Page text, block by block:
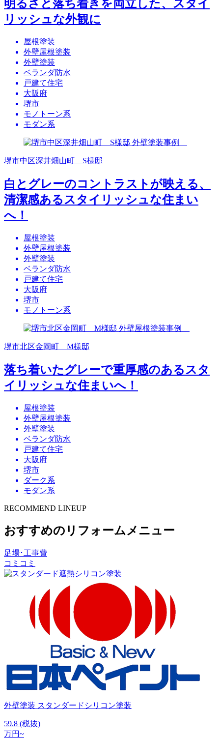
明るさと落ち着きを両立した、スタイ
リッシュな外観に
屋根塗装
外壁屋根塗装
外壁塗装
ベランダ防水
戸建て住宅
大阪府
堺市
モノトーン系
モダン系
堺市中区深井畑山町 S様邸
白とグレーのコントラストが映える、
清潔感あるスタイリッシュな住まい
へ！
屋根塗装
外壁屋根塗装
外壁塗装
ベランダ防水
戸建て住宅
大阪府
堺市
モノトーン系
堺市北区金岡町 M様邸
落ち着いたグレーで重厚感のあるスタ
イリッシュな住まいへ！
屋根塗装
外壁屋根塗装
外壁塗装
ベランダ防水
戸建て住宅
大阪府
堺市
ダーク系
モダン系
RECOMMEND LINEUP
おすすめのリフォームメニュー
足場･工事費
コミコミ
外壁塗装 スタンダードシリコン塗装
59.8 (税抜)
万円~